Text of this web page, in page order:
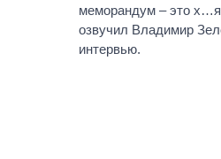
ГЛАВЫ
МЭРЫ
ВСЕ ПЕРСОНЫ
СРАВНЕНИЕ
меморандум – это
озвучил Владимир
интервью.